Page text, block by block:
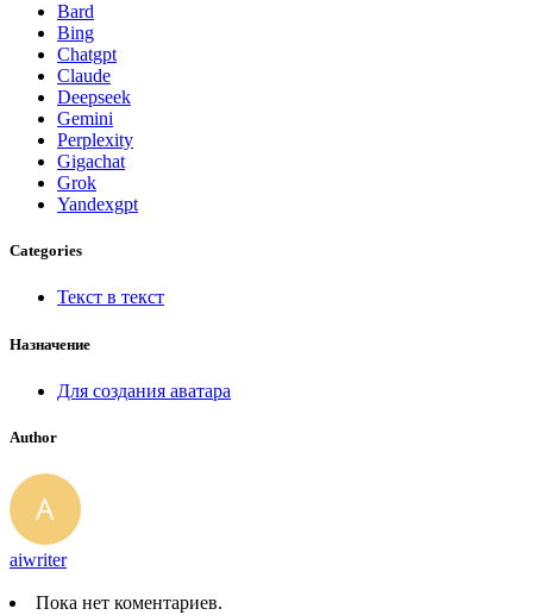
Bard
Bing
Chatgpt
Claude
Deepseek
Gemini
Perplexity
Gigachat
Grok
Yandexgpt
Categories
Текст в текст
Назначение
Для создания аватара
Author
aiwriter
Пока нет коментариев.